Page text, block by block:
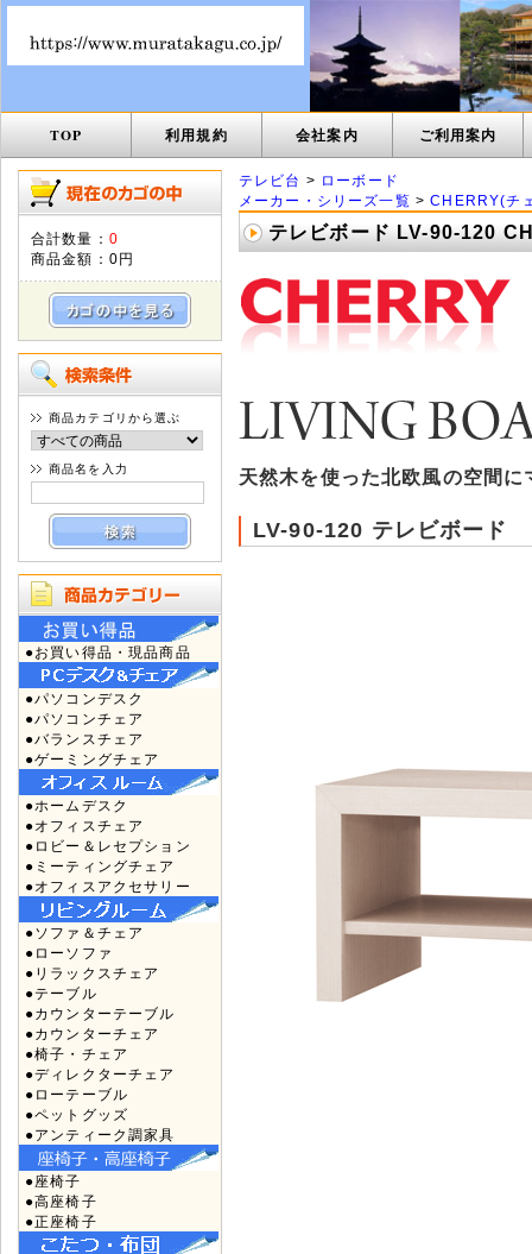
TOP 利用規約 会社案内 ご利用案内
合計数量： 0
商品金額： 0円
商品カテゴリから選ぶ
商品名を入力
●お買い得品・現品商品
●パソコンデスク
●パソコンチェア
●バランスチェア
●ゲーミングチェア
●ホームデスク
●オフィスチェア
●ロビー＆レセプション
●ミーティングチェア
●オフィスアクセサリー
●ソファ＆チェア
●ローソファ
●リラックスチェア
●テーブル
●カウンターテーブル
●カウンターチェア
●椅子・チェア
●ディレクターチェア
●ローテーブル
●ペットグッズ
●アンティーク調家具
●座椅子
●高座椅子
●正座椅子
テレビ台 > ローボード
メーカー・シリーズ一覧 >CHERRY(チ
テレビボード LV-90-120
天然木を使った北欧風の空間
LV-90-120 テレビボード